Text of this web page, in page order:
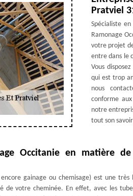
Pratviel
Spécialiste
Ramonage
votre projet
entre dans le
Vous
qui est trop
nous
conforme
notre
tout son
Occitanie en matière
gainage ou chemisage) est une très
de votre cheminée. En effet, avec les